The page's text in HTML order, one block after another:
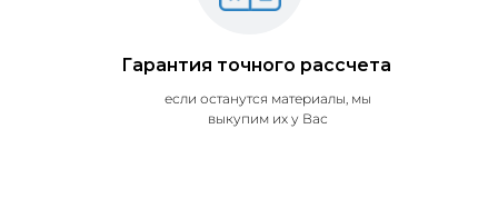
Гарантия точного рассчета
если останутся материалы, мы
выкупим их у Вас